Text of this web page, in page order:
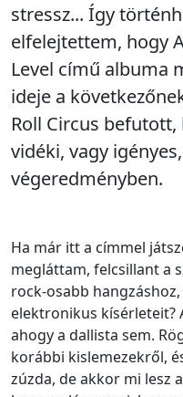
stressz... Így
elfelejtettem, hogy
Level című albuma
ideje a
Roll Circus
vidéki, vagy
végeredményben.
Ha már itt a címmel
megláttam, felcsillant a
rock-osabb
elektronikus kísérleteit?
ahogy a dallista sem.
korábbi kislemezekről,
zúzda, de akkor mi lesz